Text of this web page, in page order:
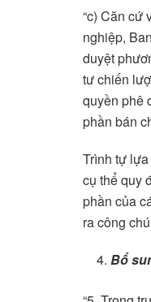
“c) Căn cứ
nghiệp,
duyệt
tư chiến
quyền phê
phần bán
Trình tự
cụ thể quy
phần của
ra công
Bổ